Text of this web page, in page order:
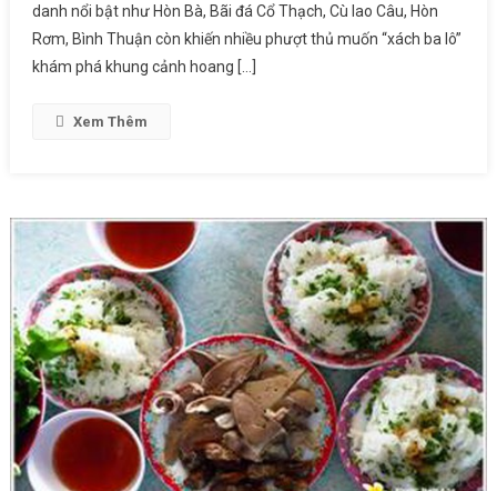
danh nổi bật như Hòn Bà, Bãi đá Cổ Thạch, Cù lao Câu, Hòn
Rơm, Bình Thuận còn khiến nhiều phượt thủ muốn “xách ba lô”
khám phá khung cảnh hoang […]
Xem Thêm